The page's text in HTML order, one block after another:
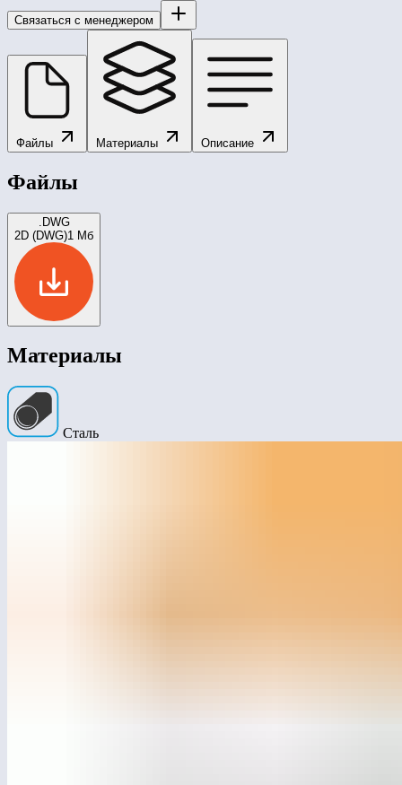
Связаться с менеджером
Файлы Материалы Описание
Файлы
.DWG
2D (DWG)1 Мб
Материалы
Сталь